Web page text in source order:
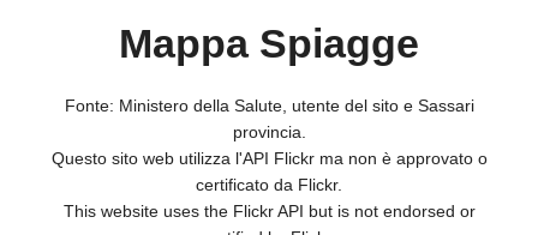
Mappa Spiagge
Fonte: Ministero della Salute, utente del sito e Sassari
provincia.
Questo sito web utilizza l'API Flickr ma non è approvato o
certificato da Flickr.
This website uses the Flickr API but is not endorsed or